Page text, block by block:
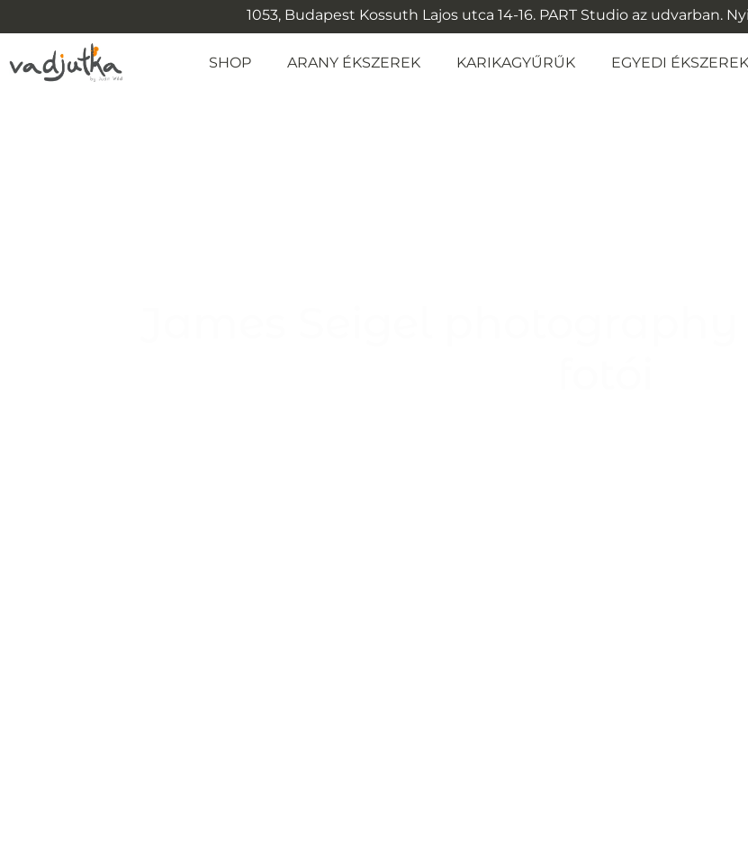
1053, Budapest Kossuth Lajos utca 14-16. PART Studio az udvarban.
SHOP ARANY ÉKSZEREK KARIKAGYŰRŰK EGYEDI ÉKSZEREK